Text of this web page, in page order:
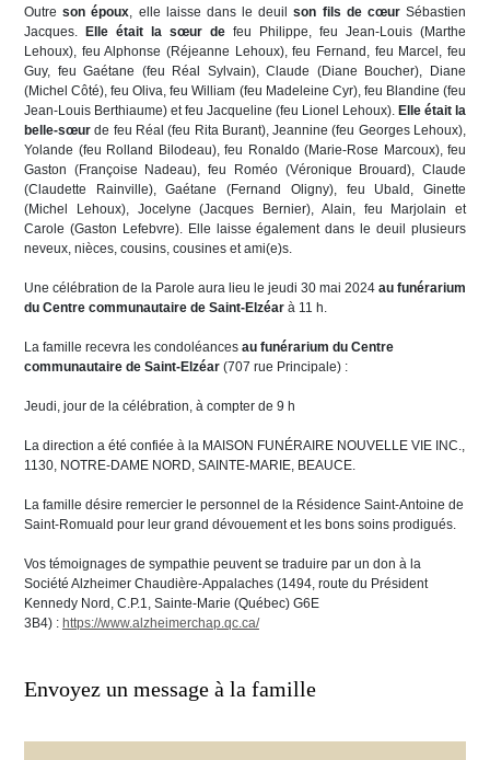
Outreson époux, elle laisse dans le deuilson fils de cœurSébastien
Jacques.
Elle était la sœur de feu Philippe, feu Jean-Louis (Marthe
Lehoux), feu Alphonse (Réjeanne Lehoux), feu Fernand, feu Marcel, feu
Guy, feu Gaétane (feu Réal Sylvain), Claude (Diane Boucher), Diane
(Michel Côté), feu Oliva, feu William (feu Madeleine Cyr), feu Blandine (feu
Jean-Louis Berthiaume) et feu Jacqueline (feu Lionel Lehoux). Elle était la
belle-sœur de feu Réal (feu Rita Burant), Jeannine (feu Georges Lehoux),
Yolande (feu Rolland Bilodeau), feu Ronaldo (Marie-Rose Marcoux), feu
Gaston (Françoise Nadeau), feu Roméo (Véronique Brouard), Claude
(Claudette Rainville), Gaétane (Fernand Oligny), feu Ubald, Ginette
(Michel Lehoux), Jocelyne (Jacques Bernier), Alain, feu Marjolain et
Carole (Gaston Lefebvre). Elle laisse également dans le deuil plusieurs
neveux, nièces, cousins, cousines et ami(e)s.
Une célébration de la Parole aura lieu le jeudi 30 mai 2024 au funérarium
du Centre communautaire de Saint-Elzéar à 11 h.
La famille recevra les condoléances au funérarium du Centre
communautaire de Saint-Elzéar (707 rue Principale) :
Jeudi, jour de la célébration, à compter de 9 h
La direction a été confiée à la MAISON FUNÉRAIRE NOUVELLE VIE INC.,
1130, NOTRE-DAME NORD, SAINTE-MARIE, BEAUCE.
La famille désire remercier le personnel de la Résidence Saint-Antoine de
Saint-Romuald pour leur grand dévouement et les bons soins prodigués.
Vos témoignages de sympathie peuvent se traduire par un don à la
Société Alzheimer Chaudière-Appalaches (1494, route du Président
Kennedy Nord, C.P.1, Sainte-Marie (Québec) G6E
3B4) : https://www.alzheimerchap.qc.ca/
Envoyez un message à la famille